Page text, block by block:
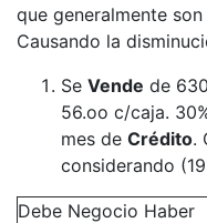
que generalmente
Causando la
Se Vende de
56.oo c/caja.
mes de Crédito.
considerando
Debe Negocio Haber